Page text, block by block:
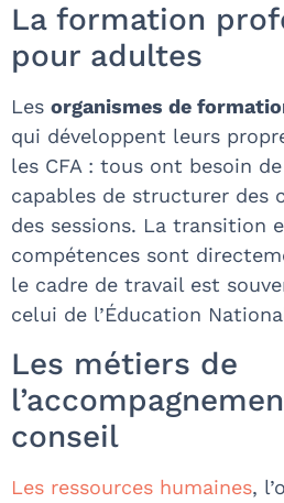
La formation
pour adultes
Les organismes de
qui développent leurs
les CFA : tous ont besoin
capables de structurer des
des sessions. La transition
compétences sont
le cadre de travail est
celui de l’Éducation
Les métiers de
conseil
Les ressources humaines,